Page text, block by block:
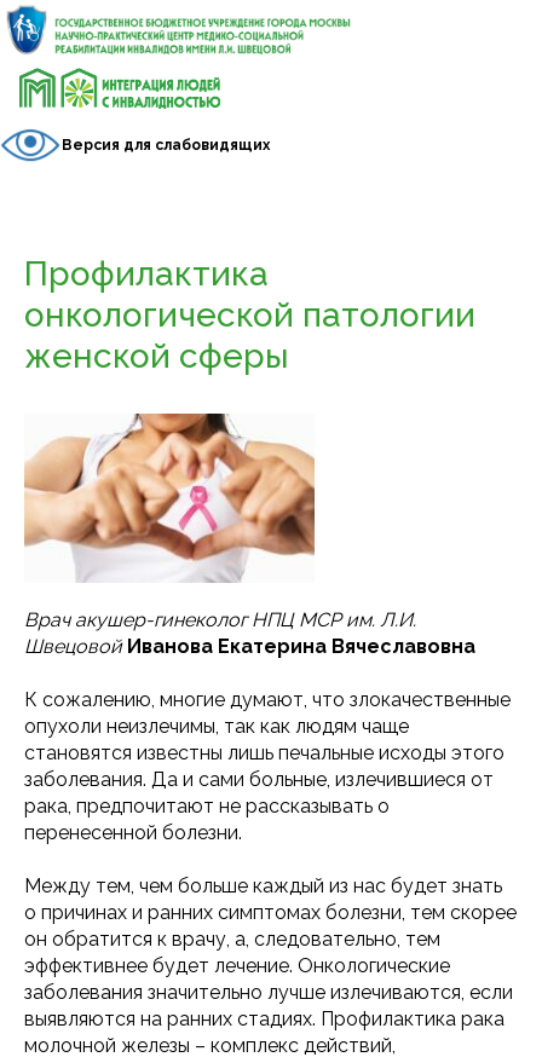
Версия для слабовидящих
Профилактика
онкологической патологии
женской сферы
Врач акушер-гинеколог НПЦ МСР им. Л.И.
Швецовой Иванова Екатерина Вячеславовна
К сожалению, многие думают, что злокачественные
опухоли неизлечимы, так как людям чаще
становятся известны лишь печальные исходы этого
заболевания. Да и сами больные, излечившиеся от
рака, предпочитают не рассказывать о
перенесенной болезни.
Между тем, чем больше каждый из нас будет знать
о причинах и ранних симптомах болезни, тем скорее
он обратится к врачу, а, следовательно, тем
эффективнее будет лечение. Онкологические
заболевания значительно лучше излечиваются, если
выявляются на ранних стадиях. Профилактика рака
молочной железы – комплекс действий,